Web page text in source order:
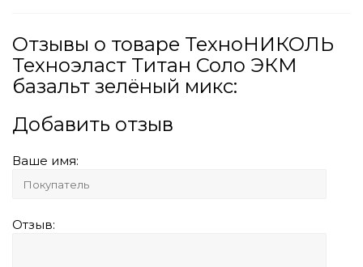
Отзывы о товаре ТехноНИКОЛЬ
Техноэласт Титан Соло ЭКМ
базальт зелёный микс:
Добавить отзыв
Ваше имя:
Отзыв: